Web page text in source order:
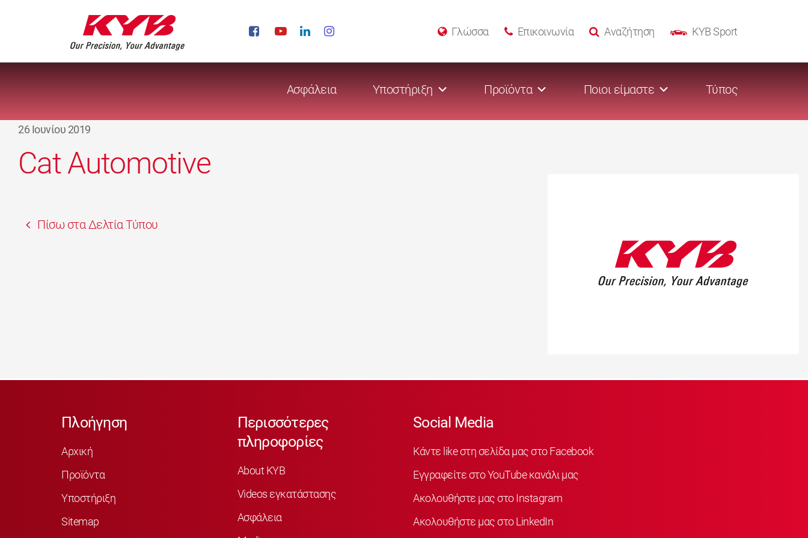
KYB Sport
Αναζήτηση
Επικοινωνία
Γλώσσα
Ασφάλεια Υποστήριξη Προϊόντα Ποιοι είμαστε Τύπος
26 Ιουνίου 2019
Cat Automotive
Πίσω στα Δελτία Τύπου
Πλοήγηση
Αρχική
Προϊόντα
Υποστήριξη
Sitemap
Περισσότερες
πληροφορίες
About KYB
Videos εγκατάστασης
Ασφάλεια
Social Media
Κάντε like στη σελίδα μας στο Facebook
Εγγραφείτε στο YouTube κανάλι μας
Ακολουθήστε μας στο Instagram
Ακολουθήστε μας στο LinkedIn